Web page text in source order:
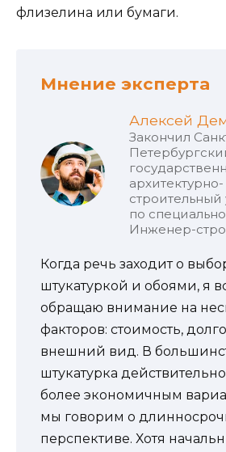
флизелина или бумаги.
Мнение эксперта
Алексей
Закончил
архитектурно-
строительный
по
Инженер-
Когда речь заходит о
штукатуркой и обоями, я
обращаю внимание на
факторов: стоимость,
внешний вид. В
штукатурка
более экономичным
мы говорим о
перспективе. Хотя